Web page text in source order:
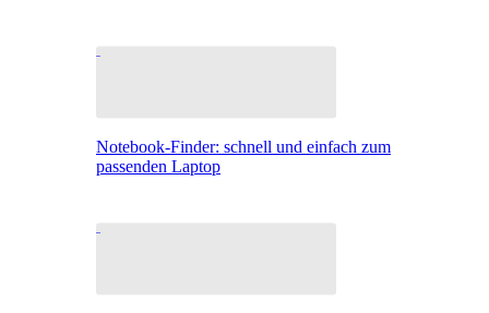
Notebook-Finder: schnell und einfach zum
passenden Laptop